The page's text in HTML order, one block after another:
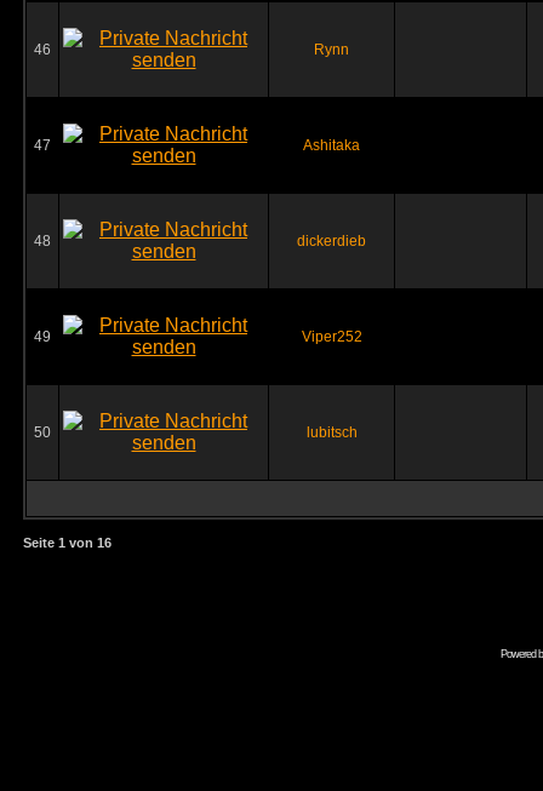
46 Rynn
47 Ashitaka
48 dickerdieb
49 Viper252
50 lubitsch
Seite 1 von 16
Powered